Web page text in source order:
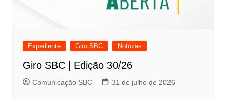
Expediente Giro SBC Notícias
Giro SBC | Edição 30/26
Comunicação SBC 31 de julho de 2026